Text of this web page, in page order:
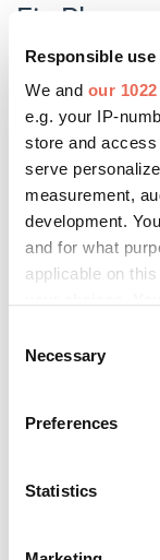
Responsible
We and our
e.g. your IP-
store and
serve
measurement,
development.
and for what
applicable on
the Privacy
Collect
Identify your
Find out more
Selection
Necessary
Preferences
Statistics
Ein Plus
Sonnenschutzprodukt
Anwender bietet,
gesteuert, ohne